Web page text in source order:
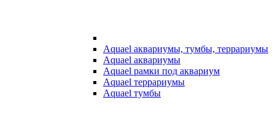
Aquael аквариумы, тумбы, террариумы
Aquael аквариумы
Aquael рамки под аквариум
Aquael террариумы
Aquael тумбы